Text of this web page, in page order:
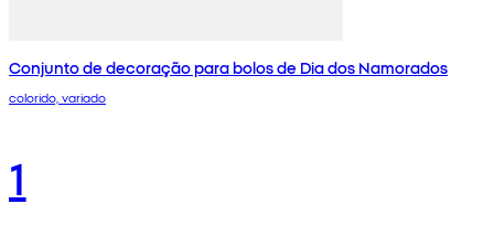
Conjunto de decoração para bolos de Dia dos Namorados
colorido, variado
1